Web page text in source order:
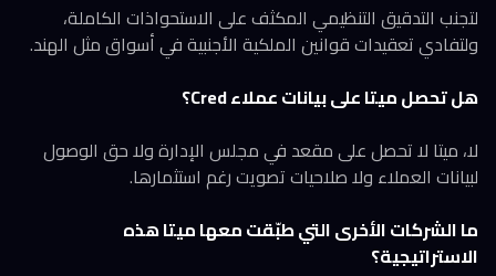
لتجنب التدقيق التنظيمي المكثف على الاستحواذات الكاملة،
ولتفادي تعقيدات قوانين الملكية الأجنبية في أسواق مثل الهند.
هل تحصل ميتا على بيانات عملاء Cred؟
لا، ميتا لا تحصل على مقعد في مجلس الإدارة ولا حق الوصول
لبيانات العملاء ولا صلاحيات تصويت رغم استثمارها.
ما الشركات الأخرى التي طبّقت معها ميتا هذه
الاستراتيجية؟